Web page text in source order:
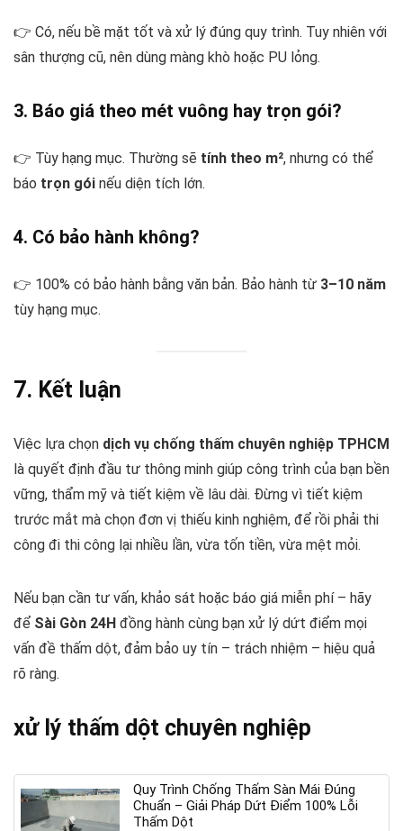
👉 Có, nếu bề mặt tốt và xử lý đúng quy trình. Tuy nhiên với
sân thượng cũ, nên dùng màng khò hoặc PU lỏng.
3. Báo giá theo mét vuông hay trọn gói?
👉 Tùy hạng mục. Thường sẽ tính theo m², nhưng có thể
báo trọn gói nếu diện tích lớn.
4. Có bảo hành không?
👉 100% có bảo hành bằng văn bản. Bảo hành từ 3–10 năm
tùy hạng mục.
7. Kết luận
Việc lựa chọn dịch vụ chống thấm chuyên nghiệp TPHCM
là quyết định đầu tư thông minh giúp công trình của bạn bền
vững, thẩm mỹ và tiết kiệm về lâu dài. Đừng vì tiết kiệm
trước mắt mà chọn đơn vị thiếu kinh nghiệm, để rồi phải thi
công đi thi công lại nhiều lần, vừa tốn tiền, vừa mệt mỏi.
Nếu bạn cần tư vấn, khảo sát hoặc báo giá miễn phí – hãy
để Sài Gòn 24H đồng hành cùng bạn xử lý dứt điểm mọi
vấn đề thấm dột, đảm bảo uy tín – trách nhiệm – hiệu quả
rõ ràng.
xử lý thấm dột chuyên nghiệp
Quy Trình Chống Thấm Sàn Mái Đúng
Chuẩn – Giải Pháp Dứt Điểm 100% Lỗi
Thấm Dột